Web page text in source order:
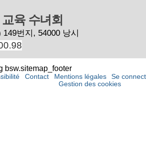
육 수녀회
번지, 54000 낭시
bsw.sitemap_footer
Contact Mentions légales
Se
Gestion des cookies